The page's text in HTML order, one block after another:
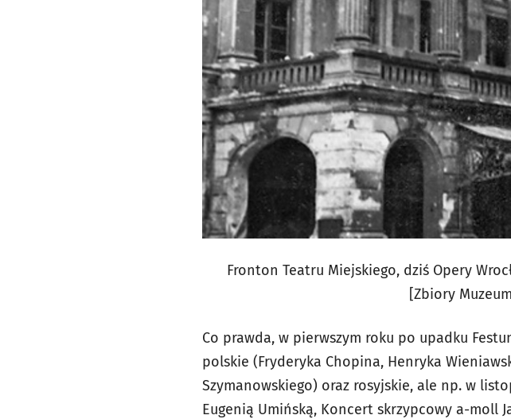
Fronton Teatru Miejskiego, dziś Opery
[Zbiory
Co prawda, w pierwszym roku po upadku
polskie (Fryderyka Chopina, Henryka
Szymanowskiego) oraz rosyjskie, ale np. w
Eugenią Umińską, Koncert skrzypcowy a-moll